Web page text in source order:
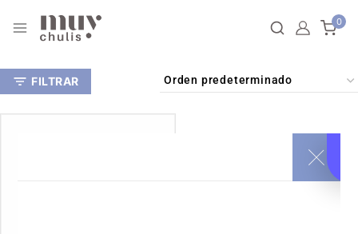
0
FILTRAR